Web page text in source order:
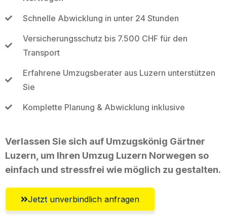
Schnelle Abwicklung in unter 24 Stunden
Versicherungsschutz bis 7.500 CHF für den
Transport
Erfahrene Umzugsberater aus Luzern unterstützen
Sie
Komplette Planung & Abwicklung inklusive
Verlassen Sie sich auf Umzugskönig Gärtner
Luzern, um Ihren Umzug Luzern Norwegen so
einfach und stressfrei wie möglich zu gestalten.
Jetzt unverbindlich anfragen